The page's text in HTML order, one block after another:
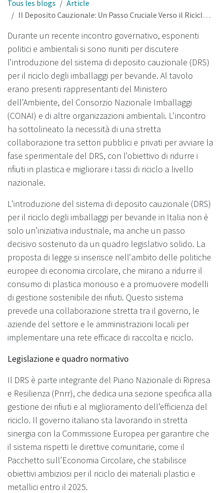
Tous les blogs
Article
Il Deposito Cauzionale: Un Passo Cruciale Verso il Riciclo Efficiente degli Imballaggi
Durante un recente incontro governativo, esponenti
politici e ambientali si sono riuniti per discutere
l'introduzione del sistema di deposito cauzionale (DRS)
per il riciclo degli imballaggi per bevande. Al tavolo
erano presenti rappresentanti del Ministero
dell’Ambiente, del Consorzio Nazionale Imballaggi
(CONAI) e di altre organizzazioni ambientali. L'incontro
ha sottolineato la necessità di una stretta
collaborazione tra settori pubblici e privati per avviare la
fase sperimentale del DRS, con l'obiettivo di ridurre i
rifiuti in plastica e migliorare i tassi di riciclo a livello
nazionale.
L’introduzione del sistema di deposito cauzionale (DRS)
per il riciclo degli imballaggi per bevande in Italia non è
solo un’iniziativa industriale, ma anche un passo
decisivo sostenuto da un quadro legislativo solido. La
proposta di legge si inserisce nell'ambito delle politiche
europee di economia circolare, che mirano a ridurre il
consumo di plastica monouso e a promuovere modelli
di gestione sostenibile dei rifiuti. Questo sistema
prevede una collaborazione stretta tra il governo, le
aziende del settore e le amministrazioni locali per
implementare una rete efficace di raccolta e riciclo.
Legislazione e quadro normativo
Il DRS è parte integrante del Piano Nazionale di Ripresa
e Resilienza (Pnrr), che dedica una sezione specifica alla
gestione dei rifiuti e al miglioramento dell’efficienza del
riciclo. Il governo italiano sta lavorando in stretta
sinergia con la Commissione Europea per garantire che
il sistema rispetti le direttive comunitarie, come il
Pacchetto sull’Economia Circolare, che stabilisce
obiettivi ambiziosi per il riciclo dei materiali plastici e
metallici entro il 2025.